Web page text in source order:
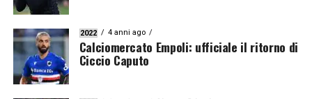
2022 4 anni ago
Calciomercato Empoli: ufficiale il ritorno di
Ciccio Caputo